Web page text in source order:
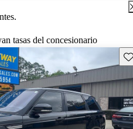
tasas del concesionario